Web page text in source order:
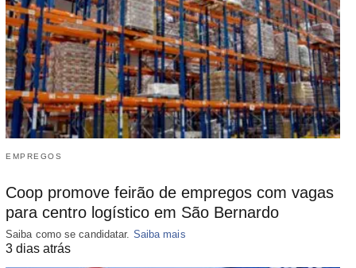
EMPREGOS
Coop promove feirão de empregos com vagas
para centro logístico em São Bernardo
Saiba como se candidatar. Saiba mais
3 dias atrás